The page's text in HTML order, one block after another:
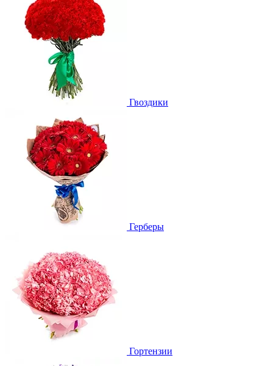
Гвоздики
Герберы
Гортензии